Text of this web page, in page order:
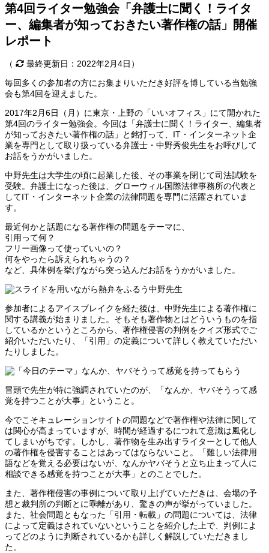
第4回ライター勉強会「弁護士に聞く！ライタ
ー、編集者が知っておきたい著作権の話」開催
レポート
（
最終更新日：2022年2月4日）
毎回多くの参加者の方にお集まりいただき好評を博している当勉強
会も第4回を迎えました。
2017年2月6日（月）に東京・上野の「いいオフィス」にて開かれた
第4回のライター勉強会。今回は「弁護士に聞く！ライター、編集者
が知っておきたい著作権の話」と銘打って、IT・インターネット企
業を専門として取り扱っている弁護士・中野秀俊先生をお呼びして
お話をうかがいました。
中野先生は大学生の頃に起業した後、その事業を閉じて司法試験を
受験。弁護士になった後は、グローウィル国際法律事務所の代表と
してIT・インターネット企業の法律問題を専門に活躍されていま
す。
最近何かと話題になる著作権の問題をテーマに、
引用って何？
フリー画像って使っていいの？
何をやったら訴えられちゃうの？
など、具体例を挙げながら突っ込んだお話をうかがいました。
参加者によるアイスブレイクを経た後は、中野先生による著作権に
関する講義が始まりました。そもそも著作物とはどういうものを指
しているかというところから、著作権侵害の判例をクイズ形式でご
紹介いただいたり、「引用」の定義について詳しく教えていただい
たりしました。
冒頭で先生が特に強調されていたのが、「なんか、ヤバそうって感
覚を持つことが大事」ということ。
今でこそキュレーションサイトの問題などで著作権や法律に関して
は関心が高まっていますが、時間が経過するにつれて意識は風化し
てしまいがちです。しかし、著作物を生み出すライターとして他人
の著作権を侵害することはあってはならないこと。「難しい法律用
語などを覚える必要はないが、なんかヤバそうと立ち止まって人に
相談できる感覚を持つことが大事」とのことでした。
また、著作権侵害の事例について取り上げていただきは、会場の予
想と裁判所の判断とに乖離があり、驚きの声が挙がっていました。
また、社会問題ともなった「引用・転載」の問題については、法律
によって定義はされていないということを紹介した上で、判例によ
ってどのように判断されているかも詳しく解説していただきまし
た。